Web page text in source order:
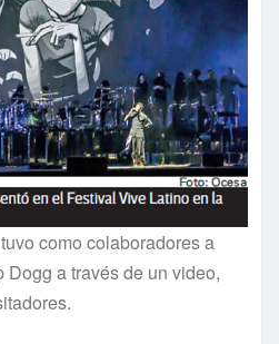
como colaboradores a
a través de un video,